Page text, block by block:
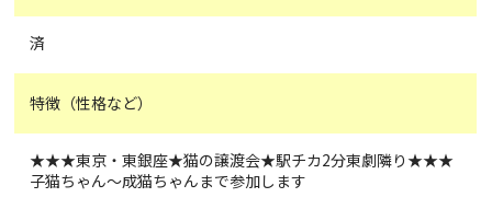
済
特徴（性格など）
★★★東京・東銀座★猫の譲渡会★駅チカ2分東劇隣り★★★
子猫ちゃん〜成猫ちゃんまで参加します